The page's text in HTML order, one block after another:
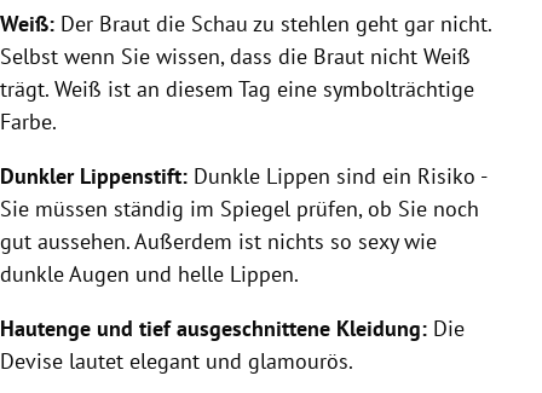
Weiß: Der Braut die Schau zu stehlen geht gar nicht.
Selbst wenn Sie wissen, dass die Braut nicht Weiß
trägt. Weiß ist an diesem Tag eine symbolträchtige
Farbe.
Dunkler Lippenstift: Dunkle Lippen sind ein Risiko -
Sie müssen ständig im Spiegel prüfen, ob Sie noch
gut aussehen. Außerdem ist nichts so sexy wie
dunkle Augen und helle Lippen.
Hautenge und tief ausgeschnittene Kleidung: Die
Devise lautet elegant und glamourös.